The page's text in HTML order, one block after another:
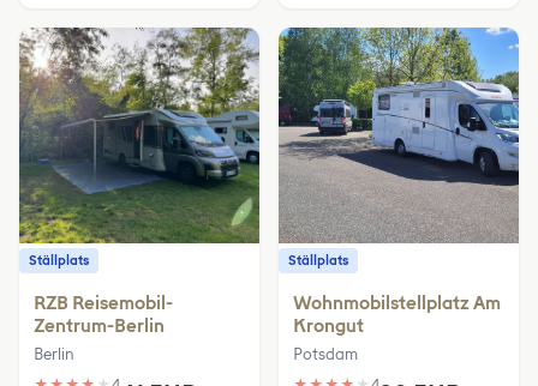
Ställplats
RZB Reisemobil-
Zentrum-Berlin
Berlin
Ställplats
Wohnmobilstellplatz Am
Krongut
Potsdam